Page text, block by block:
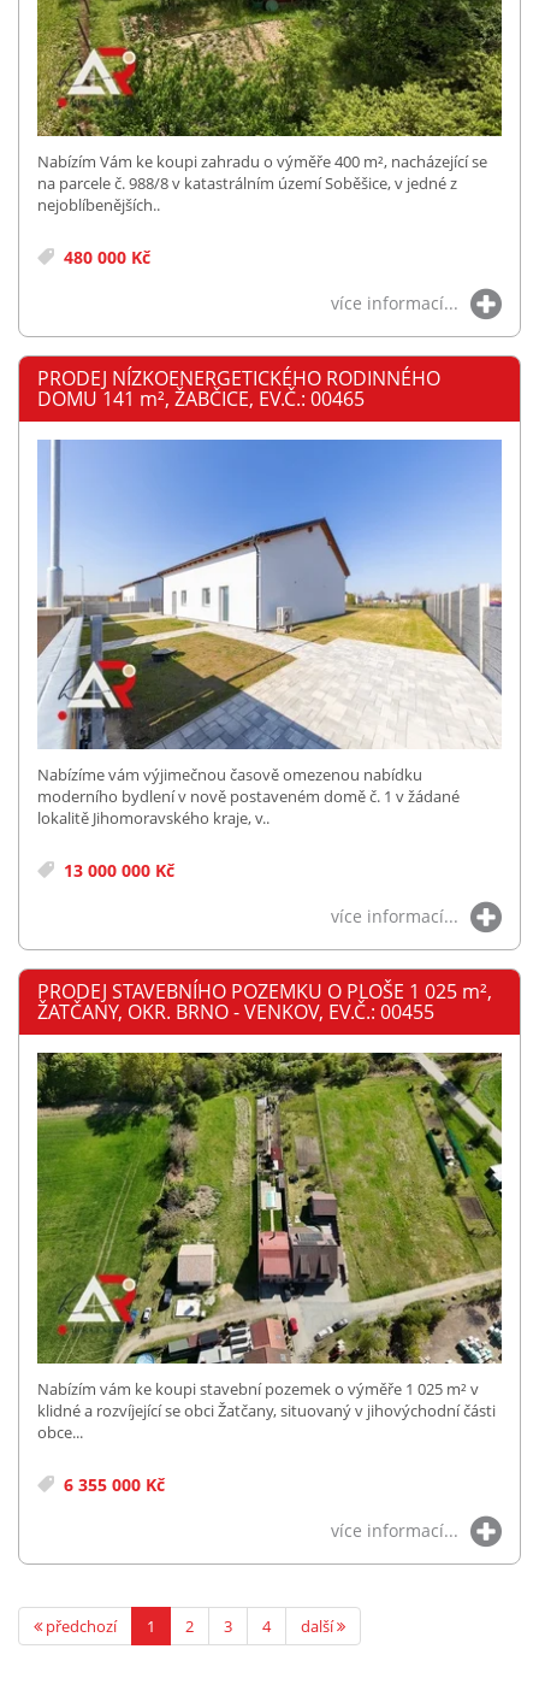
Nabízím Vám ke koupi zahradu o výměře 400 m², nacházející se
na parcele č. 988/8 v katastrálním území Soběšice, v jedné z
nejoblíbenějších..
480 000 Kč
více informací...
PRODEJ NÍZKOENERGETICKÉHO RODINNÉHO
DOMU 141 m², ŽABČICE, EV.Č.: 00465
Nabízíme vám výjimečnou časově omezenou nabídku
moderního bydlení v nově postaveném domě č. 1 v žádané
lokalitě Jihomoravského kraje, v..
13 000 000 Kč
více informací...
PRODEJ STAVEBNÍHO POZEMKU O PLOŠE 1 025 m²,
ŽATČANY, OKR. BRNO - VENKOV, EV.Č.: 00455
Nabízím vám ke koupi stavební pozemek o výměře 1 025 m² v
klidné a rozvíjející se obci Žatčany, situovaný v jihovýchodní části
obce...
6 355 000 Kč
více informací...
předchozí 1 2 3 4 další